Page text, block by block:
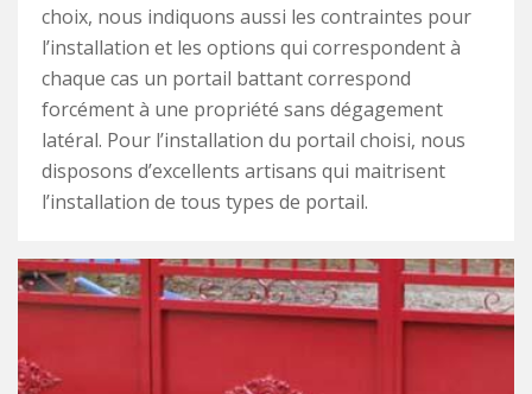
choix, nous indiquons aussi les contraintes pour
l’installation et les options qui correspondent à
chaque cas un portail battant correspond
forcément à une propriété sans dégagement
latéral. Pour l’installation du portail choisi, nous
disposons d’excellents artisans qui maitrisent
l’installation de tous types de portail.